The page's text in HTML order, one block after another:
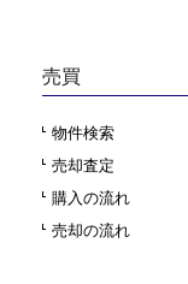
売買
物件検索
売却査定
購入の流れ
売却の流れ